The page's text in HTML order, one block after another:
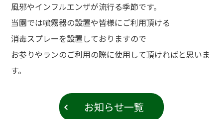
風邪やインフルエンザが流行る季節です。
当園では噴霧器の設置や皆様にご利用頂ける
消毒スプレーを設置しておりますので
お参りやランのご利用の際に使用して頂ければと思いま
す。
お知らせ一覧